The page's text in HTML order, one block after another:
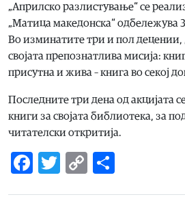
„Априлско разлистување“ се
„Матица македонска“ одбележува
Во изминатите три и пол децении,
својата препознатлива мисија:
присутна и жива – книга во секој
Последните три дена од акцијата
книги за својата библиотека, за
читателски откритија.
Facebook
Twitter
Copy